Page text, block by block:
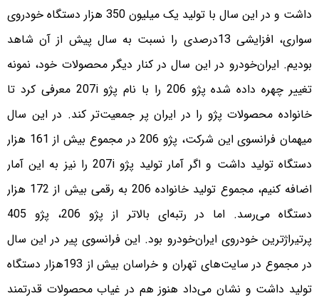
داشت و در این سال با تولید یک میلیون 350 هزار دستگاه خودروی
سواری، افزایشی 13درصدی را نسبت به سال پیش از آن شاهد
بودیم. ایران‌خودرو در این سال در کنار دیگر محصولات خود، نمونه
تغییر چهره داده شده پژو 206 را با نام پژو 207i معرفی کرد تا
خانواده محصولات پژو را در ایران پر جمعیت‌تر کند. در این سال
میهمان فرانسوی این شرکت، پژو 206 در مجموع بیش از 161 هزار
دستگاه تولید داشت و اگر آمار تولید پژو 207i را نیز به این آمار
اضافه کنیم، مجموع تولید خانواده 206 به رقمی بیش از 172 هزار
دستگاه می‌رسد. اما در رتبه‌ای بالاتر از پژو 206، پژو 405
پرتیراژترین خودروی ایران‌خودرو بود. این فرانسوی پیر در این سال
در مجموع در سایت‌های تهران و خراسان بیش از 193هزار دستگاه
تولید داشت و نشان می‌داد هنوز هم در غیاب محصولات قدرتمند